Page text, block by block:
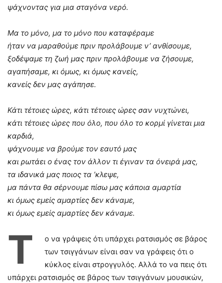
ψάχνοντας για μια σταγόνα νερό.
Μα το μόνο, μα το μόνο που καταφέραμε
ήταν να μαραθούμε πριν προλάβουμε ν’ ανθίσουμε,
ξοδέψαμε τη ζωή μας πριν προλάβουμε να ζήσουμε,
αγαπήσαμε, κι όμως, κι όμως κανείς,
κανείς δεν μας αγάπησε.
Κάτι τέτοιες ώρες, κάτι τέτοιες ώρες σαν νυχτώνει,
κάτι τέτοιες ώρες που όλο, που όλο το κορμί γίνεται μια
καρδιά,
ψάχνουμε να βρούμε τον εαυτό μας
και ρωτάει ο ένας τον άλλον τι έγιναν τα όνειρά μας,
τα ιδανικά μας ποιος τα ’κλεψε,
μα πάντα θα σέρνουμε πίσω μας κάποια αμαρτία
κι όμως εμείς αμαρτίες δεν κάναμε,
κι όμως εμείς αμαρτίες δεν κάναμε.
Τ
ο να γράψεις ότι υπάρχει ρατσισμός σε βάρος
των τσιγγάνων είναι σαν να γράφεις ότι ο
κύκλος είναι στρογγυλός. Αλλά το να πεις ότι
υπάρχει ρατσισμός σε βάρος των τσιγγάνων μουσικών,